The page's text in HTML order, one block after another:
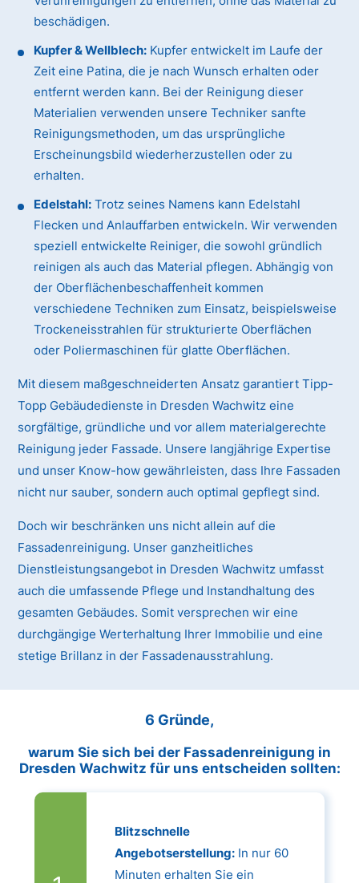
beschädigen.
Kupfer & Wellblech: Kupfer entwickelt im Laufe der
Zeit eine Patina, die je nach Wunsch erhalten oder
entfernt werden kann. Bei der Reinigung dieser
Materialien verwenden unsere Techniker sanfte
Reinigungsmethoden, um das ursprüngliche
Erscheinungsbild wiederherzustellen oder zu
erhalten.
Edelstahl: Trotz seines Namens kann Edelstahl
Flecken und Anlauffarben entwickeln. Wir verwenden
speziell entwickelte Reiniger, die sowohl gründlich
reinigen als auch das Material pflegen. Abhängig von
der Oberflächenbeschaffenheit kommen
verschiedene Techniken zum Einsatz, beispielsweise
Trockeneisstrahlen für strukturierte Oberflächen
oder Poliermaschinen für glatte Oberflächen.
Mit diesem maßgeschneiderten Ansatz garantiert Tipp-
Topp Gebäudedienste in Dresden Wachwitz eine
sorgfältige, gründliche und vor allem materialgerechte
Reinigung jeder Fassade. Unsere langjährige Expertise
und unser Know-how gewährleisten, dass Ihre Fassaden
nicht nur sauber, sondern auch optimal gepflegt sind.
Doch wir beschränken uns nicht allein auf die
Fassadenreinigung. Unser ganzheitliches
Dienstleistungsangebot in Dresden Wachwitz umfasst
auch die umfassende Pflege und Instandhaltung des
gesamten Gebäudes. Somit versprechen wir eine
durchgängige Werterhaltung Ihrer Immobilie und eine
stetige Brillanz in der Fassadenausstrahlung.
6 Gründe,
warum Sie sich bei der Fassadenreinigung in
Dresden Wachwitz für uns entscheiden sollten:
Blitzschnelle
Angebotserstellung:In nur 60
Minuten erhalten Sie ein